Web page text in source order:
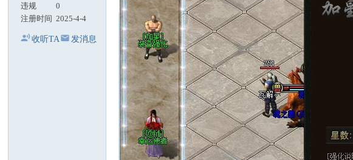
违规
0
注册时间 2025-4-4
收听TA 发消息